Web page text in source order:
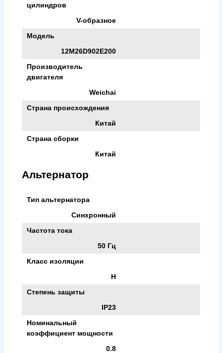
цилиндров
V-образное
Модель
12M26D902E200
Производитель
двигателя
Weichai
Страна происхождения
Китай
Страна сборки
Китай
Альтернатор
Тип альтернатора
Синхронный
Частота тока
50 Гц
Класс изоляции
H
Степень защиты
IP23
Номинальный
коэффициент мощности
0.8